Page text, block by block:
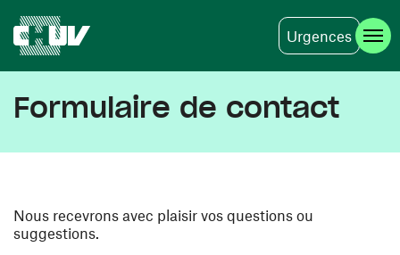
Urgences
Formulaire de contact
Nous recevrons avec plaisir vos questions ou
suggestions.